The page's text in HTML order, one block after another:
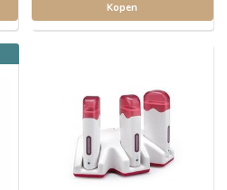
Kopen